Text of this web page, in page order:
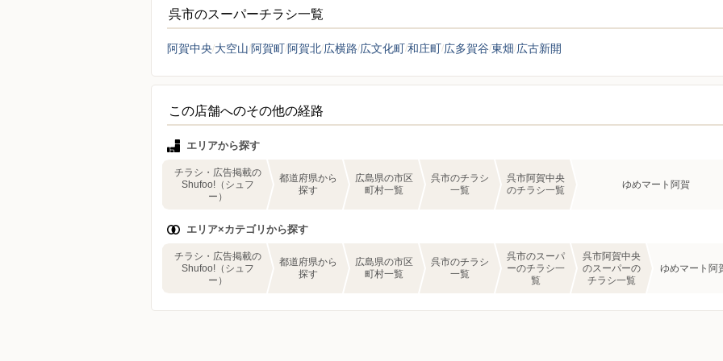
呉市のスーパーチラシ一覧
阿賀中央 大空山 阿賀町 阿賀北 広横路 広文化町和庄町 広多賀谷 東畑 広古新開
この店舗へのその他の経路
エリアから探す
チラシ・広告掲載の
Shufoo!（シュフ
ー）
都道府県から
探す
広島県の市区
町村一覧
呉市のチラシ
一覧
呉市阿賀中央
のチラシ一覧
ゆめマート阿賀
エリア×カテゴリから探す
チラシ・広告掲載の
Shufoo!（シュフ
ー）
都道府県から
探す
広島県の市区
町村一覧
呉市のチラシ
一覧
呉市のスーパ
ーのチラシ一
覧
呉市阿賀中央
のスーパーの
チラシ一覧
ゆめマート阿